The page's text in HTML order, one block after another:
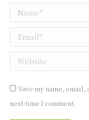
Name *
Email *
Website
Save my name,
next time I comment.